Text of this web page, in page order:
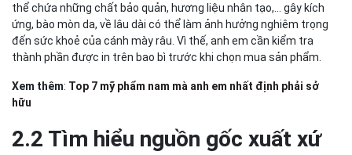
thể chứa những chất bảo quản, hương liệu nhân tạo,... gây kích
ứng, bào mòn da, về lâu dài có thể làm ảnh hưởng nghiêm trọng
đến sức khoẻ của cánh mày râu. Vì thế, anh em cần kiểm tra
thành phần được in trên bao bì trước khi chọn mua sản phẩm.
Xem thêm: Top 7 mỹ phẩm nam mà anh em nhất định phải sở
hữu
2.2 Tìm hiểu nguồn gốc xuất xứ